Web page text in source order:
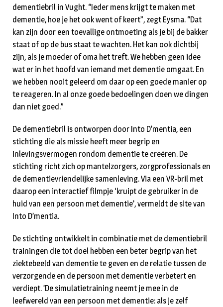
dementiebril in Vught. “Ieder mens krijgt te maken met
dementie, hoe je het ook went of keert”, zegt Eysma. “Dat
kan zijn door een toevallige ontmoeting als je bij de bakker
staat of op de bus staat te wachten. Het kan ook dichtbij
zijn, als je moeder of oma het treft. We hebben geen idee
wat er in het hoofd van iemand met dementie omgaat. En
we hebben nooit geleerd om daar op een goede manier op
te reageren. In al onze goede bedoelingen doen we dingen
dan niet goed.”
De dementiebril is ontworpen door Into D’mentia, een
stichting die als missie heeft meer begrip en
inlevingsvermogen rondom dementie te creëren. De
stichting richt zich op mantelzorgers, zorgprofessionals en
de dementievriendelijke samenleving. Via een VR-bril met
daarop een interactief filmpje ‘kruipt de gebruiker in de
huid van een persoon met dementie’, vermeldt de site van
Into D’mentia.
De stichting ontwikkelt in combinatie met de dementiebril
trainingen die tot doel hebben een beter begrip van het
ziektebeeld van dementie te geven en de relatie tussen de
verzorgende en de persoon met dementie verbetert en
verdiept. ’De simulatietraining neemt je mee in de
leefwereld van een persoon met dementie: als je zelf